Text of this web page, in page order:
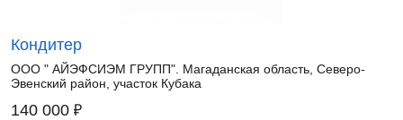
Кондитер
ООО " АЙЭФСИЭМ ГРУПП". Магаданская область, Северо-
Эвенский район, участок Кубака
140 000 ₽